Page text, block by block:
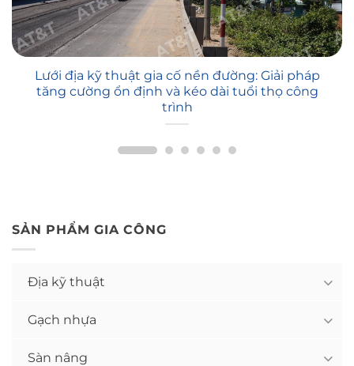
Lưới địa kỹ thuật gia cố nền đường: Giải pháp
tăng cường ổn định và kéo dài tuổi thọ công
trình
SẢN PHẨM GIA CÔNG
Địa kỹ thuật
Gạch nhựa
Sàn nâng